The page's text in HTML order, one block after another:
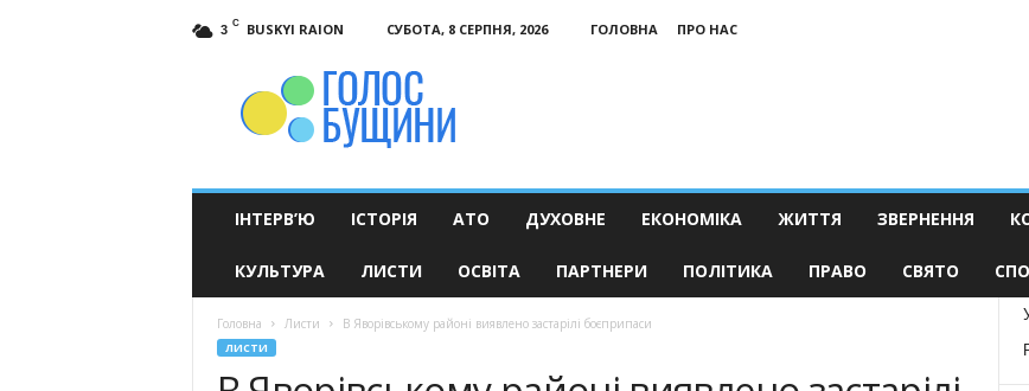
3 C BUSKYI RAION СУБОТА, 8 СЕРПНЯ, 2026 ГОЛОВНА
ПРО НАС
ІНТЕРВ’Ю ІСТОРІЯ АТО ДУХОВНЕ ЕКОНОМІКА ЖИТТЯ ЗВЕРНЕННЯ
КУЛЬТУРА ЛИСТИ ОСВІТА ПАРТНЕРИ ПОЛІТИКА ПРАВО СВЯТО
Головна Листи В Яворівському районі виявлено застарілі боєприпаси
ЛИСТИ